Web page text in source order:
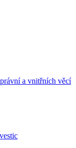
a vnitřních věcí